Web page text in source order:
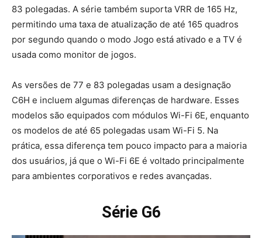
83 polegadas. A série também suporta VRR de 165 Hz,
permitindo uma taxa de atualização de até 165 quadros
por segundo quando o modo Jogo está ativado e a TV é
usada como monitor de jogos.
As versões de 77 e 83 polegadas usam a designação
C6H e incluem algumas diferenças de hardware. Esses
modelos são equipados com módulos Wi-Fi 6E, enquanto
os modelos de até 65 polegadas usam Wi-Fi 5. Na
prática, essa diferença tem pouco impacto para a maioria
dos usuários, já que o Wi-Fi 6E é voltado principalmente
para ambientes corporativos e redes avançadas.
Série G6